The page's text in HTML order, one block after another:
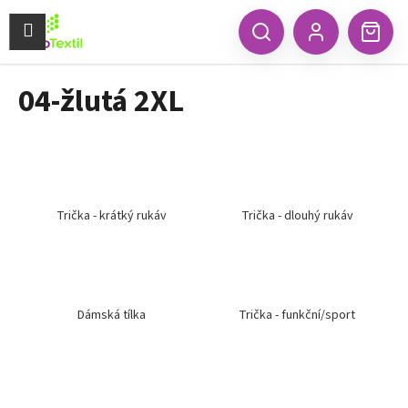
obsah
HledatPřihlášení
Menu
04-žlutá 2XL
Trička - krátký rukáv Trička - dlouhý rukáv
Dámská tílka Trička - funkční/sport
K
š Zpět
Zpět
C